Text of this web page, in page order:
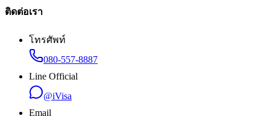
ติดต่อเรา
โทรศัพท์
080-557-8887
Line Official
@iVisa
Email